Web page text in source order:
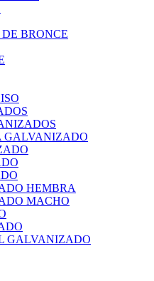
BRONCE
GALVANIZADO
HEMBRA
MACHO
GALVANIZADO